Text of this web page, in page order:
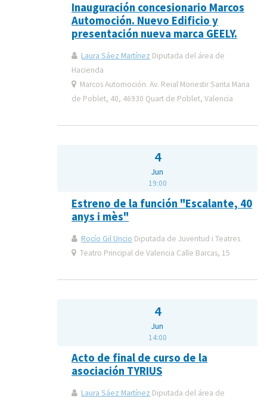
Inauguración concesionario Marcos
Automoción. Nuevo Edificio y
presentación nueva marca GEELY.
Laura Sáez Martínez Diputada del área de
Hacienda
Marcos Automoción. Av. Reial Monestir Santa Maria
de Poblet, 40, 46930 Quart de Poblet, Valencia
4
Jun
19:00
Estreno de la función "Escalante, 40
anys i mès"
Rocío Gil Uncio Diputada de Juventud i Teatres
Teatro Principal de Valencia Calle Barcas, 15
4
Jun
14:00
Acto de final de curso de la
asociación TYRIUS
Laura Sáez Martínez Diputada del área de